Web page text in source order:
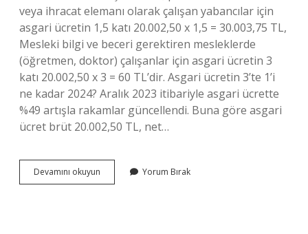
veya ihracat elemanı olarak çalışan yabancılar için
asgari ücretin 1,5 katı 20.002,50 x 1,5 = 30.003,75 TL,
Mesleki bilgi ve beceri gerektiren mesleklerde
(öğretmen, doktor) çalışanlar için asgari ücretin 3
katı 20.002,50 x 3 = 60 TL’dir. Asgari ücretin 3’te 1’i
ne kadar 2024? Aralık 2023 itibariyle asgari ücrette
%49 artışla rakamlar güncellendi. Buna göre asgari
ücret brüt 20.002,50 TL, net…
Devamını okuyun
Ücretin
Yorum Bırak